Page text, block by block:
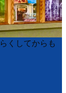
くしてからも